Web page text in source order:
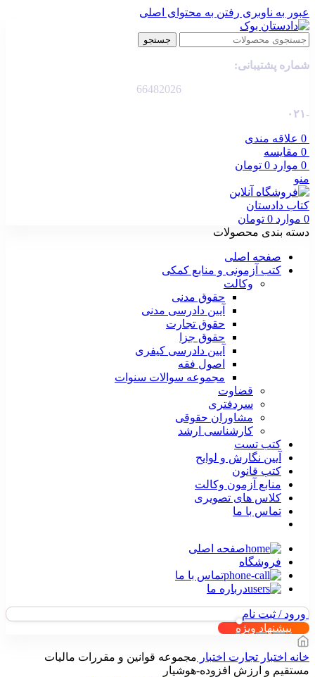
عبور به ناوبری رفتن به محتوای اصلی
جستجو
شماره پشتیبانی:
66482026
-۰۲۱
0 علاقه مندی
0 مقایسه
0 موارد 0 تومان
منو
0 موارد 0 تومان
دسته بندی محصولات
صفحه اصلی
کتب آزمونی و منابع کمکی
وکالت
حقوق مدنی
آیین دادرسی مدنی
حقوق تجارت
حقوق جزا
آیین دادرسی کیفری
اصول فقه
مجموعه سوالات سنوات
قضاوت
سردفتری
مشاوران حقوقی
کارشناسی ارشد
کتب تست
آیین نگارش و لوایح
کتب قانون
منابع آزمون وکالت
کلاس های تصویری
تماس با ما
صفحه اصلی
فروشگاه
تماس با ما
درباره ما
ورود / ثبت نام
پیشنهاد ویژه
خانه اختبار تجارت اختبار مجموعه قوانین و مقررات مالیات
مستقیم و ارزش افزوده-هوشیار